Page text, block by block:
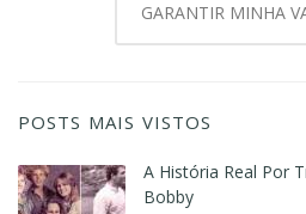
GARANTIR MINHA
POSTS MAIS VISTOS
A História Real Por
Bobby